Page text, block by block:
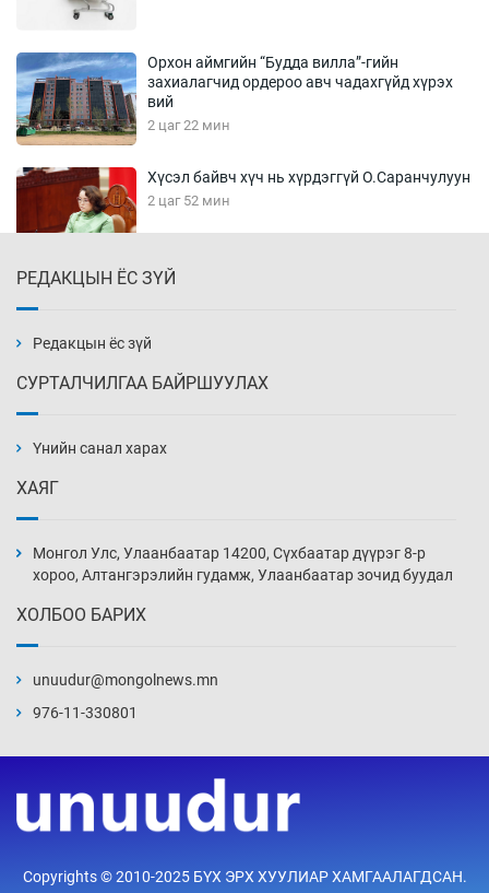
Орхон аймгийн “Будда вилла”-гийн
захиалагчид ордероо авч чадахгүйд хүрэх
вий
2 цаг 22 мин
Хүсэл байвч хүч нь хүрдэггүй О.Саранчулуун
2 цаг 52 мин
3 цаг 22 мин
3 цаг 52 мин
2026-08-07
2026-08-07
2026-08-07
улсын хурал зохион байгуулна
РЕДАКЦЫН ЁС ЗҮЙ
Редакцын ёс зүй
СУРТАЛЧИЛГАА БАЙРШУУЛАХ
Үнийн санал харах
ХАЯГ
Монгол Улс, Улаанбаатар 14200, Сүхбаатар дүүрэг 8-р
хороо, Алтангэрэлийн гудамж, Улаанбаатар зочид буудал
ХОЛБОО БАРИХ
unuudur@mongolnews.mn
976-11-330801
Copyrights © 2010-2025 БҮХ ЭРХ ХУУЛИАР ХАМГААЛАГДСАН.